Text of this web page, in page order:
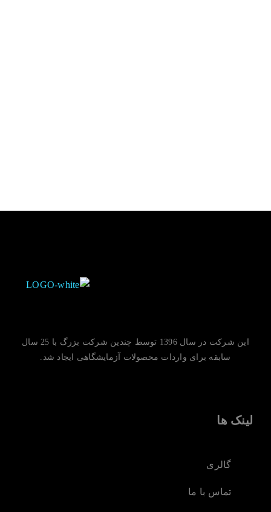
این شرکت در سال 1396 توسط چندین شرکت بزرگ با 25 سال
سابقه برای واردات محصولات آزمایشگاهی ایجاد شد.
لینک ها
گالری
تماس با ما